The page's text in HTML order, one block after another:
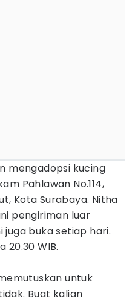
mengadopsi kucing
Pahlawan No.114,
Kota Surabaya. Nitha
pengiriman luar
buka setiap hari.
20.30 WIB.
untuk
Buat kalian